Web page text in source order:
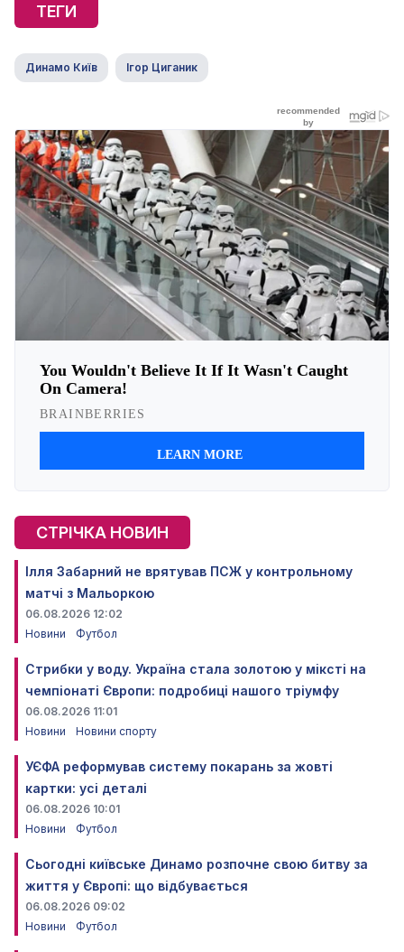
ТЕГИ
Динамо Київ Ігор Циганик
СТРІЧКА НОВИН
Ілля Забарний не врятував ПСЖ у контрольному
матчі з Мальоркою
06.08.2026 12:02
Новини
Футбол
Стрибки у воду. Україна стала золотою у міксті на
чемпіонаті Європи: подробиці нашого тріумфу
06.08.2026 11:01
Новини
Новини спорту
УЄФА реформував систему покарань за жовті
картки: усі деталі
06.08.2026 10:01
Новини
Футбол
Сьогодні київське Динамо розпочне свою битву за
життя у Європі: що відбувається
06.08.2026 09:02
Новини
Футбол